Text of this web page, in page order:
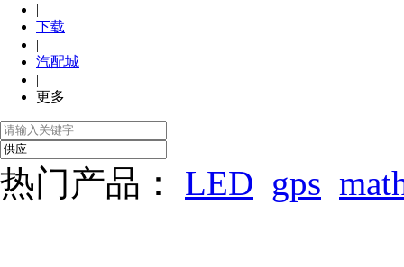
|
下载
|
汽配城
|
更多
热门产品： LED gps